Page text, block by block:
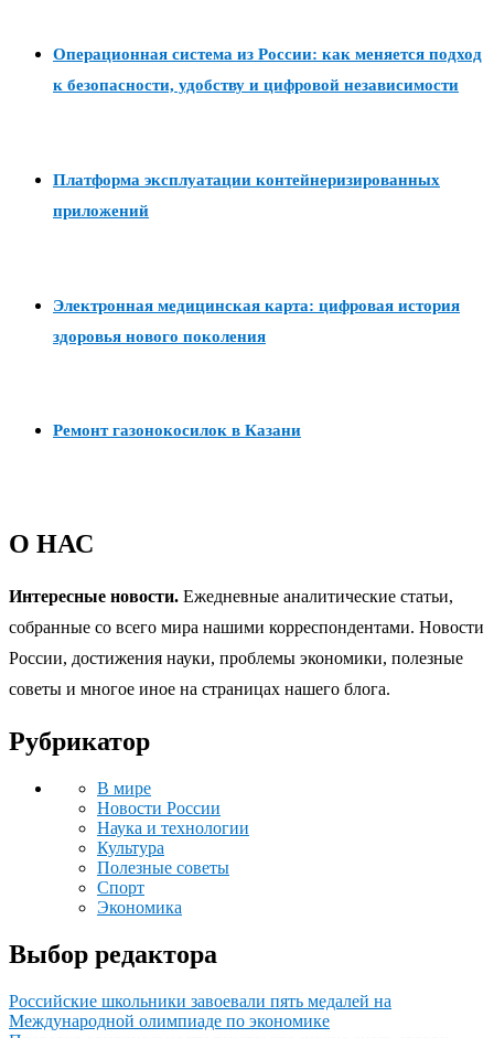
Операционная система из России: как меняется подход
к безопасности, удобству и цифровой независимости
Платформа эксплуатации контейнеризированных
приложений
Электронная медицинская карта: цифровая история
здоровья нового поколения
Ремонт газонокосилок в Казани
О НАС
Интересные новости. Ежедневные аналитические статьи,
собранные со всего мира нашими корреспондентами. Новости
России, достижения науки, проблемы экономики, полезные
советы и многое иное на страницах нашего блога.
Рубрикатор
В мире
Новости России
Наука и технологии
Культура
Полезные советы
Спорт
Экономика
Выбор редактора
Российские школьники завоевали пять медалей на
Международной олимпиаде по экономике